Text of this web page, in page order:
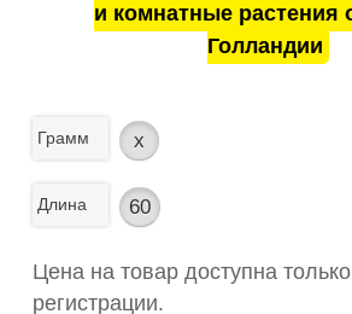
и комнатные растения
Голландии
Грамм x
Длина 60
Цена на товар доступна
регистрации.